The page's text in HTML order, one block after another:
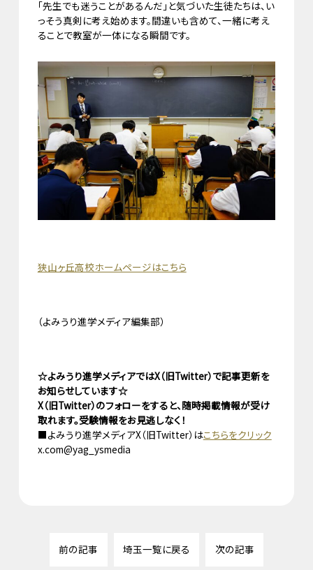
「先生でも迷うことがあるんだ」と気づいた生徒たちは、い
っそう真剣に考え始めます。間違いも含めて、一緒に考え
ることで教室が一体になる瞬間です。
狭山ヶ丘高校ホームページはこちら
（よみうり進学メディア編集部）
☆よみうり進学メディアではX（旧Twitter）で記事更新を
お知らせしています☆
X（旧Twitter）のフォローをすると、随時掲載情報が受け
取れます。受験情報をお見逃しなく！
■よみうり進学メディアX（旧Twitter）はこちらをクリック
x.com@yag_ysmedia
前の記事 埼玉一覧に戻る 次の記事